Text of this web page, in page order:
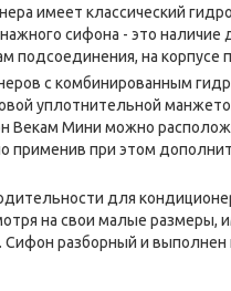
имеет классический
сифона - это наличие
подсоединения, на
с комбинированным
уплотнительной
Векам Мини можно
применив при этом
для
на свои малые размеры,
разборный и выполнен